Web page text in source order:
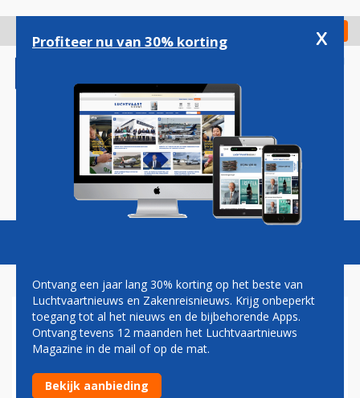
gaan
Check in
Magazine Podcasts Vacatures
RYANAIR WIL EIGEN
TERMINAL OP DUBLIN
AIRPORT
Profiteer nu van 30% korting x
Ontvang een jaar lang 30% korting op het beste van
Luchtvaartnieuws en Zakenreisnieuws. Krijg onbeperkt
toegang tot al het nieuws en de bijbehorende Apps.
Ontvang tevens 12 maanden het Luchtvaartnieuws
Magazine in de mail of op de mat.
Bekijk aanbieding